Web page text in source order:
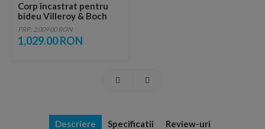
Corp încastrat pentru
bideu Villeroy & Boch
ViConnect 92214800
PRP: 2,009.00 RON
1,029.00 RON
Descriere Specificatii Review-uri